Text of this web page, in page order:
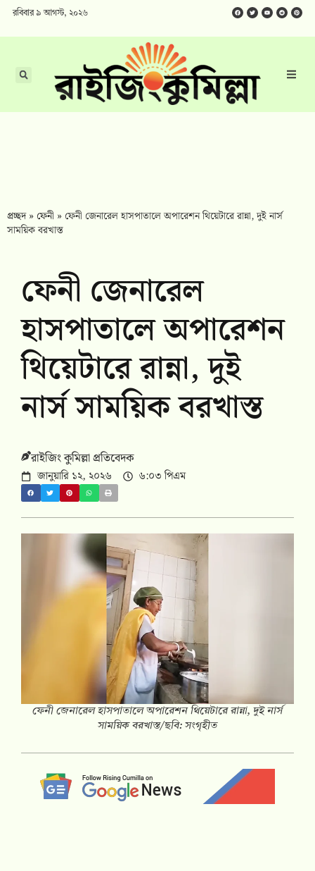
রবিবার ৯ আগস্ট, ২০২৬
প্রচ্ছদ» ফেনী » ফেনী জেনারেল হাসপাতালে অপারেশন থিয়েটারে রান্না, দুই নার্স
সাময়িক বরখাস্ত
ফেনী জেনারেল
হাসপাতালে অপারেশন
থিয়েটারে রান্না, দুই
নার্স সাময়িক বরখাস্ত
রাইজিং কুমিল্লা প্রতিবেদক
জানুয়ারি ১২, ২০২৬ ৬:০৩ পিএম
ফেনী জেনারেল হাসপাতালে অপারেশন থিয়েটারে রান্না, দুই নার্স
সাময়িক বরখাস্ত/ছবি: সংগৃহীত